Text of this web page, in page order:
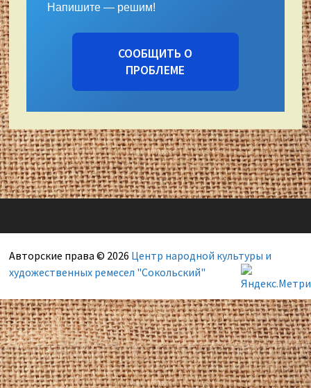
Напишите — решим!
СООБЩИТЬ О
ПРОБЛЕМЕ
Авторские права © 2026 Центр народной культуры и
художественных ремесел "Сокольский"